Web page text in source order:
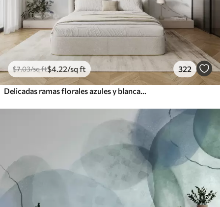
$7.03/sq ft$4 .22/sq ft 322